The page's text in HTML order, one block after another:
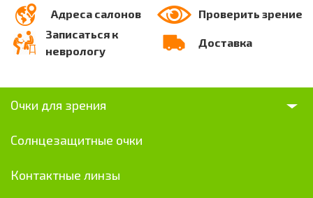
Адреса салонов
Проверить зрение
Записаться к
неврологу
Доставка
Очки для зрения
Солнцезащитные очки
Контактные линзы